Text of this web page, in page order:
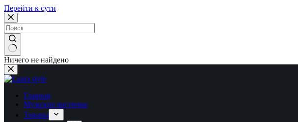
Перейти к сути
Ничего не найдено
Главная
Мужские костюмы
Товары